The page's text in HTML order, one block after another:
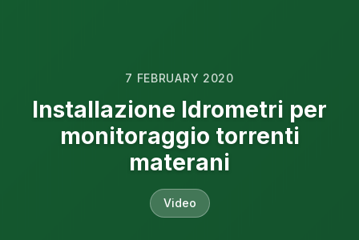
7 FEBRUARY 2020
Installazione Idrometri per
monitoraggio torrenti
materani
Video